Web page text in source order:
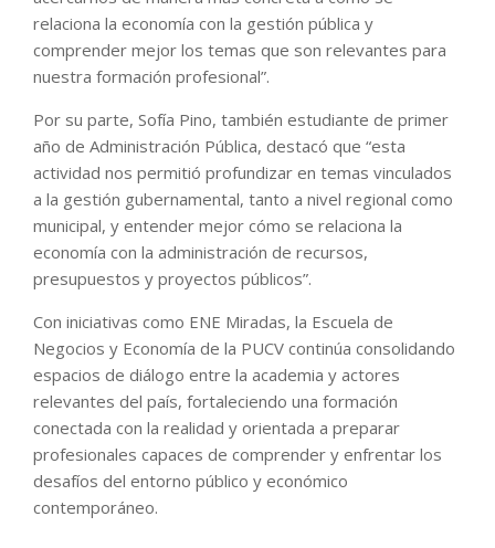
relaciona la economía con la gestión pública y
comprender mejor los temas que son relevantes para
nuestra formación profesional”.
Por su parte, Sofía Pino, también estudiante de primer
año de Administración Pública, destacó que “esta
actividad nos permitió profundizar en temas vinculados
a la gestión gubernamental, tanto a nivel regional como
municipal, y entender mejor cómo se relaciona la
economía con la administración de recursos,
presupuestos y proyectos públicos”.
Con iniciativas como ENE Miradas, la Escuela de
Negocios y Economía de la PUCV continúa consolidando
espacios de diálogo entre la academia y actores
relevantes del país, fortaleciendo una formación
conectada con la realidad y orientada a preparar
profesionales capaces de comprender y enfrentar los
desafíos del entorno público y económico
contemporáneo.